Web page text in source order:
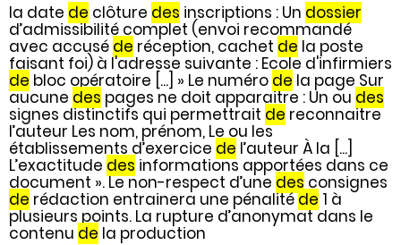
la date de clôture des inscriptions : Un dossier
d’admissibilité complet (envoi recommandé
avec accusé de réception, cachet de la poste
faisant foi) à l'adresse suivante : Ecole d'infirmiers
de bloc opératoire [...] » Le numéro de la page Sur
aucune des pages ne doit apparaitre : Un ou des
signes distinctifs qui permettrait de reconnaitre
l’auteur Les nom, prénom, Le ou les
établissements d’exercice de l’auteur À la [...]
L’exactitude des informations apportées dans ce
document ». Le non-respect d’une des consignes
de rédaction entrainera une pénalitéde 1 à
plusieurs points. La rupture d’anonymat dans le
contenu de la production